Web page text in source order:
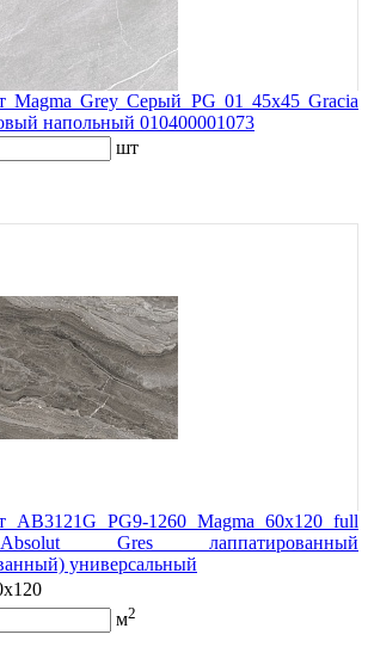
Magma Grey Серый PG 01 45x45 Gracia
напольный 010400001073
шт
AB3121G PG9-1260 Magma 60х120 full
Gres лаппатированный
универсальный
м2